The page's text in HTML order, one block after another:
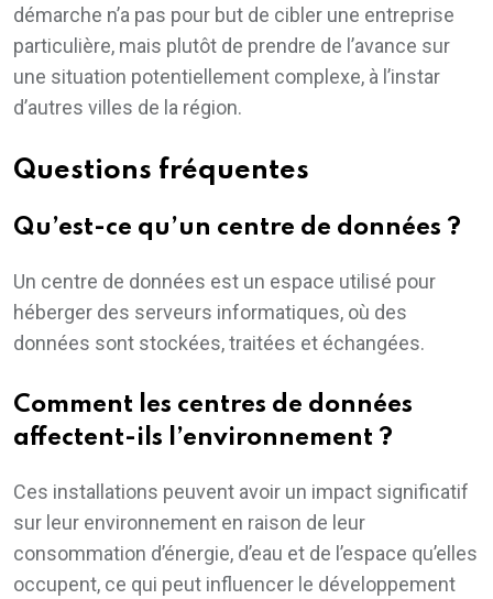
démarche n’a pas pour but de cibler une entreprise
particulière, mais plutôt de prendre de l’avance sur
une situation potentiellement complexe, à l’instar
d’autres villes de la région.
Questions fréquentes
Qu’est-ce qu’un centre de données ?
Un centre de données est un espace utilisé pour
héberger des serveurs informatiques, où des
données sont stockées, traitées et échangées.
Comment les centres de données
affectent-ils l’environnement ?
Ces installations peuvent avoir un impact significatif
sur leur environnement en raison de leur
consommation d’énergie, d’eau et de l’espace qu’elles
occupent, ce qui peut influencer le développement